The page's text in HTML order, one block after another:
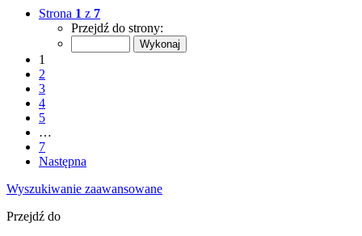
Strona 1 z 7
Przejdź do strony:
1
2
3
4
5
…
7
Następna
Wyszukiwanie zaawansowane
Przejdź do